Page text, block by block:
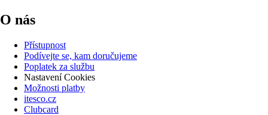
O nás
Přístupnost
Podívejte se, kam doručujeme
Poplatek za službu
Nastavení Cookies
Možnosti platby
itesco.cz
Clubcard